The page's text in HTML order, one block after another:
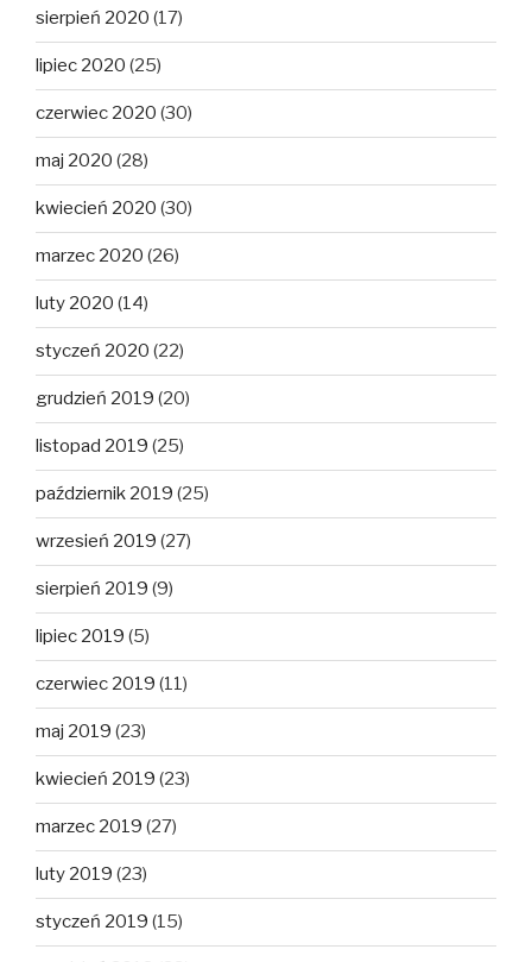
sierpień 2020 (17)
lipiec 2020 (25)
czerwiec 2020 (30)
maj 2020 (28)
kwiecień 2020 (30)
marzec 2020 (26)
luty 2020 (14)
styczeń 2020 (22)
grudzień 2019 (20)
listopad 2019 (25)
październik 2019 (25)
wrzesień 2019 (27)
sierpień 2019 (9)
lipiec 2019 (5)
czerwiec 2019 (11)
maj 2019 (23)
kwiecień 2019 (23)
marzec 2019 (27)
luty 2019 (23)
styczeń 2019 (15)